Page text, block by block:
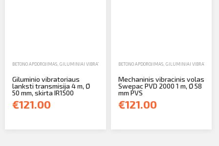
BETONO APDOROJIMAS GILUMINIAI VIBRATORIAI PARDAVIMAS
Giluminio vibratoriaus
lanksti transmisija 4 m, Ø
50 mm, skirta IR1500
€121.00
BETONO APDOROJIMAS, GILUMINIAI VIBRATORIAI
Mechaninis vibracinis volas
Swepac PVD 2000 1 m, Ø 58
mm PVS
€121.00